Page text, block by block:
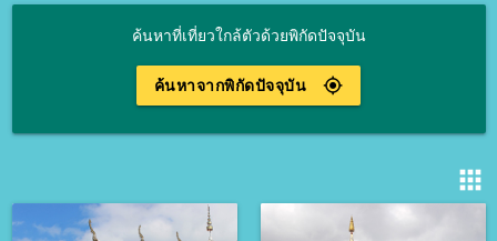
ค้นหาที่เที่ยวใกล้ตัวด้วยพิกัดปัจจุบัน
gps_fixed
ค้นหาจากพิกัดปัจจุบัน
apps